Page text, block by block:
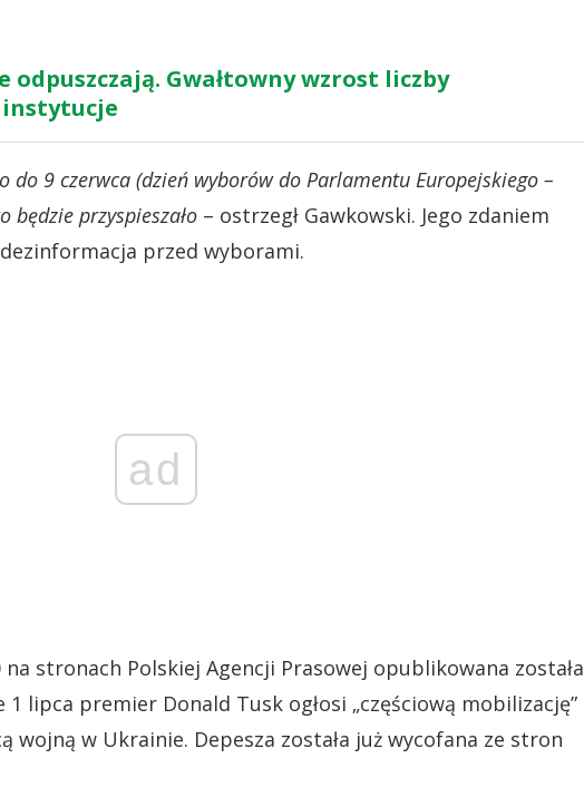
odpuszczają. Gwałtowny wzrost liczby
do 9 czerwca (dzień wyborów do Parlamentu Europejskiego –
będzie przyspieszało – ostrzegł Gawkowski. Jego zdaniem
przed wyborami.
ad
stronach Polskiej Agencji Prasowej opublikowana została
1 lipca premier Donald Tusk ogłosi „częściową mobilizację”
wojną w Ukrainie. Depesza została już wycofana ze stron